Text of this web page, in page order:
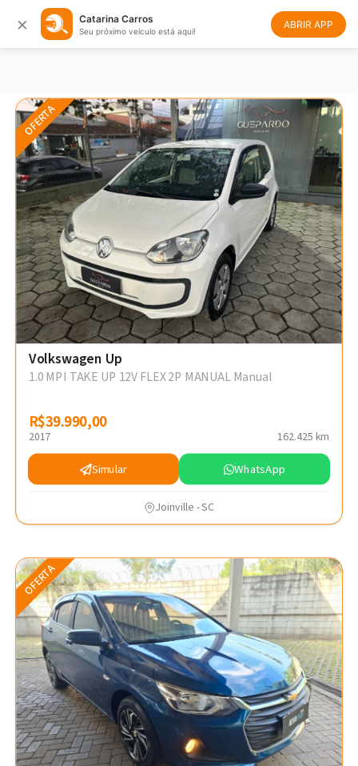
× Catarina Carros
Seu próximo veículo está aqui!
ABRIR APP
Ordenar
OFERTA
Volkswagen Up
1.0 MPI TAKE UP 12V FLEX 2P MANUAL Manual
R$39.990,00
R$39.990,00
2017 162.425 km
Simular WhatsApp
Joinville - SC
OFERTA